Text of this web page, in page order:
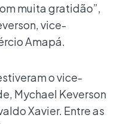
muita gratidão”,
vice-
Amapá.
o vice-
Mychael Keverson
Xavier. Entre as